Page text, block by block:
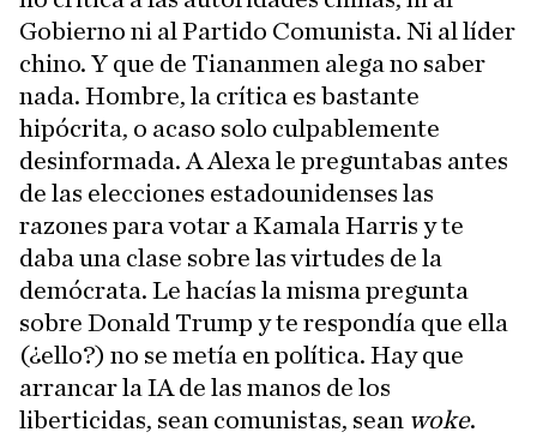
Gobierno ni al Partido Comunista. Ni al líder
chino. Y que de Tiananmen alega no saber
nada. Hombre, la crítica es bastante
hipócrita, o acaso solo culpablemente
desinformada. A Alexa le preguntabas antes
de las elecciones estadounidenses las
razones para votar a Kamala Harris y te
daba una clase sobre las virtudes de la
demócrata. Le hacías la misma pregunta
sobre Donald Trump y te respondía que ella
(¿ello?) no se metía en política. Hay que
arrancar la IA de las manos de los
liberticidas, sean comunistas, sean woke.